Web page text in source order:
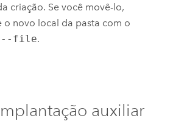
criação. Se você movê-lo,
o novo local da pasta com o
--file.
auxiliar